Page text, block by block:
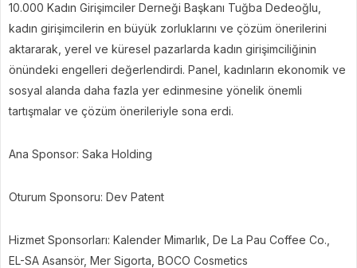
10.000 Kadın Girişimciler Derneği Başkanı Tuğba Dedeoğlu,
kadın girişimcilerin en büyük zorluklarını ve çözüm önerilerini
aktararak, yerel ve küresel pazarlarda kadın girişimciliğinin
önündeki engelleri değerlendirdi. Panel, kadınların ekonomik ve
sosyal alanda daha fazla yer edinmesine yönelik önemli
tartışmalar ve çözüm önerileriyle sona erdi.
Ana Sponsor: Saka Holding
Oturum Sponsoru: Dev Patent
Hizmet Sponsorları: Kalender Mimarlık, De La Pau Coffee Co.,
EL-SA Asansör, Mer Sigorta, BOCO Cosmetics